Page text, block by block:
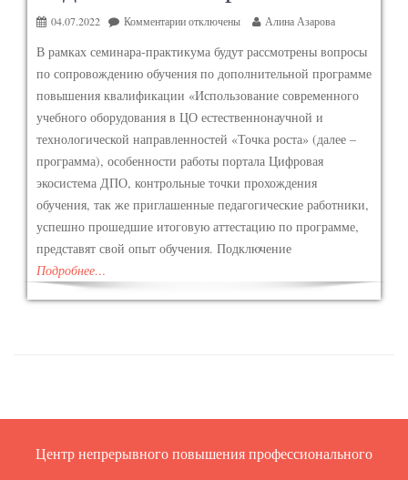
04.07.2022 Комментарииотключены Алина Азарова
В рамках семинара-практикума будут рассмотрены вопросы
по сопровождению обучения по дополнительной программе
повышения квалификации «Использование современного
учебного оборудования в ЦО естественнонаучной и
технологической направленностей «Точка роста» (далее –
программа), особенности работы портала Цифровая
экосистема ДПО, контрольные точки прохождения
обучения, так же приглашенные педагогические работники,
успешно прошедшие итоговую аттестацию по программе,
представят свой опыт обучения. Подключение
Подробнее…
Центр непрерывного повышения профессионального